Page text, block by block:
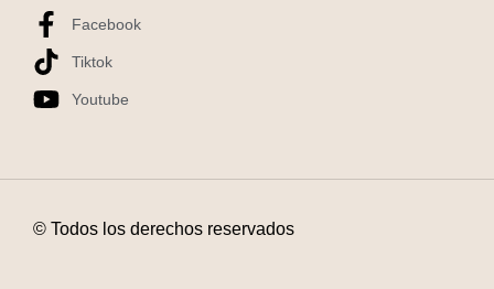
Facebook
Tiktok
Youtube
© Todos los derechos reservados